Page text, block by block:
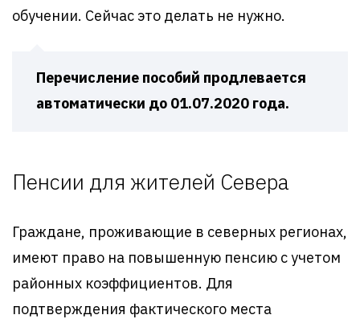
обучении. Сейчас это делать не нужно.
Перечисление пособий продлевается
автоматически до 01.07.2020 года.
Пенсии для жителей Севера
Граждане, проживающие в северных регионах,
имеют право на повышенную пенсию с учетом
районных коэффициентов. Для
подтверждения фактического места